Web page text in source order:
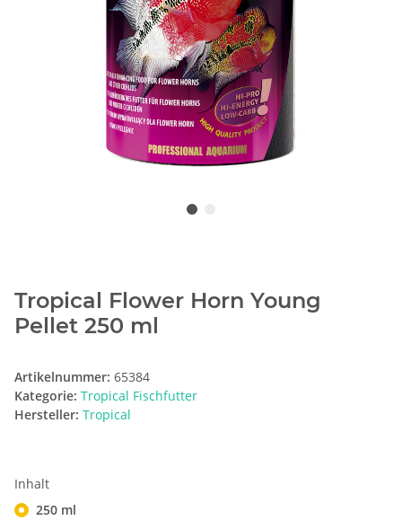
Tropical Flower Horn Young
Pellet 250 ml
Artikelnummer: 65384
Kategorie: Tropical Fischfutter
Hersteller: Tropical
Inhalt
250 ml